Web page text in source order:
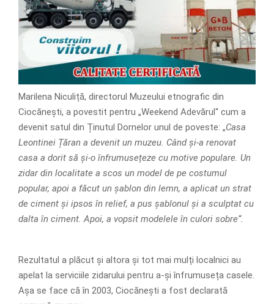
Marilena Niculiță, directorul Muzeului etnografic din
Ciocănești, a povestit pentru „Weekend Adevărul“ cum a
devenit satul din Ținutul Dornelor unul de poveste: „Casa
Leontinei Țăran a devenit un muzeu. Când și-a renovat
casa a dorit să și-o înfrumusețeze cu motive populare. Un
zidar din localitate a scos un model de pe costumul
popular, apoi a făcut un șablon din lemn, a aplicat un strat
de ciment și ipsos în relief, a pus șablonul și a sculptat cu
dalta în ciment. Apoi, a vopsit modelele în culori sobre“.
Rezultatul a plăcut și altora și tot mai mulți localnici au
apelat la serviciile zidarului pentru a-și înfrumuseța casele.
Așa se face că în 2003, Ciocănești a fost declarată